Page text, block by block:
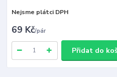
Nejsme plátci DPH
69 Kč/pár
Přidat do